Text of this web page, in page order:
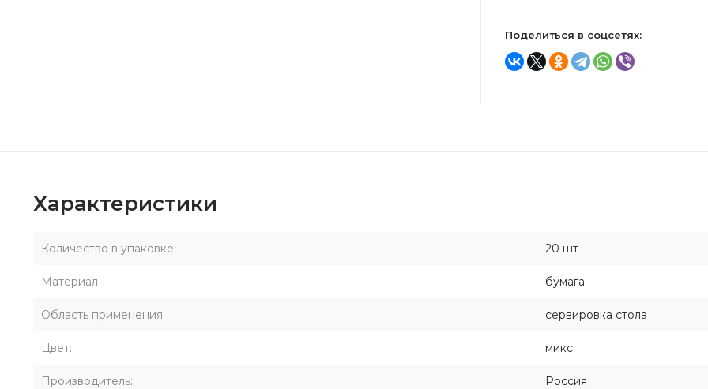
Поделиться в соцсетях:
Характеристики
Количество в упаковке: 20 шт
Материал бумага
Область применения сервировка стола
Цвет: микс
Производитель: Россия